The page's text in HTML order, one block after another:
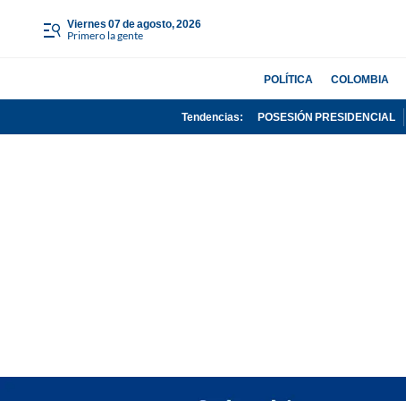
viernes 07 de agosto, 2026
Primero la gente
POLÍTICA COLOMBIA
Tendencias: POSESIÓN PRESIDENCIAL